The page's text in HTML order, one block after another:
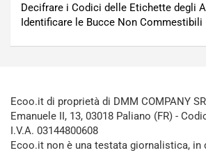
Decifrare i Codici delle Etichette degli
Identificare le Bucce Non Commestibili
Ecoo.it di proprietà di DMM COMPANY
Emanuele II, 13, 03018 Paliano (FR) -
I.V.A. 03144800608
Ecoo.it non è una testata giornalistica, in